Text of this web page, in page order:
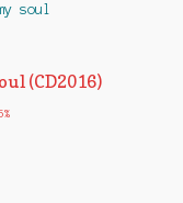
(CD2016)